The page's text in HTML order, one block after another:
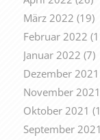
März 2022 (19)
Februar 2022
Januar 2022 (7)
Dezember 2021
November 2021
Oktober 2021
September 2021